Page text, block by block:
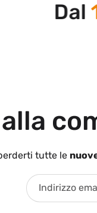
tutte le
Indirizzo